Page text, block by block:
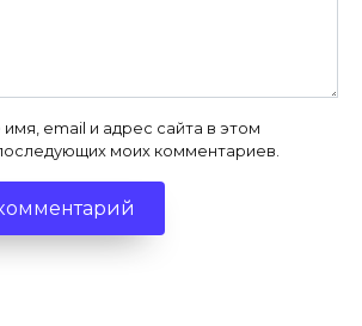
email и адрес сайта в этом
моих комментариев.